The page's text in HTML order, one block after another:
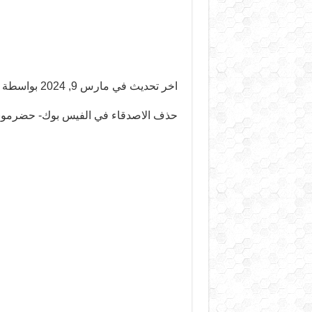
اخر تحديث في مارس 9, 2024 بواسطة
حذف الاصدقاء في الفيس بوك- حضرموت